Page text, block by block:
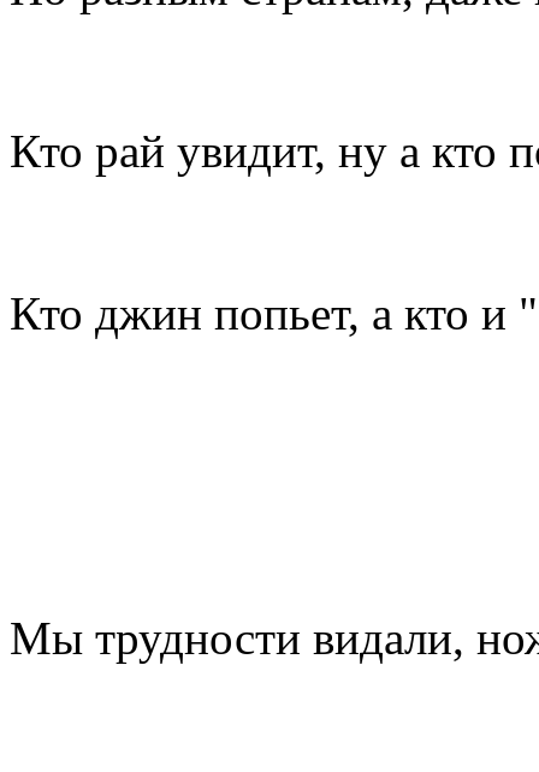
Кто рай увидит, ну а кто
Кто джин попьет, а кто и
Мы трудности видали,